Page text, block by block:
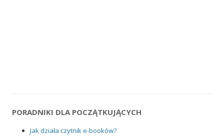
PORADNIKI DLA POCZĄTKUJĄCYCH
Jak działa czytnik e-booków?